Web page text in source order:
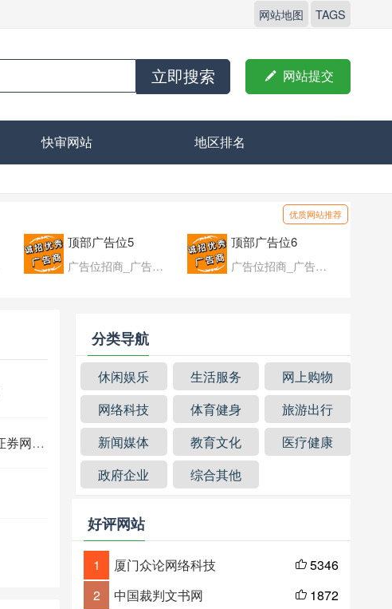
网站地图 TAGS
立即搜索  网站提交
快审网站 地区排名
优质网站推荐
顶部广告位5
广告位招商_广告位待售
顶部广告位6
广告位招商_广告位待售
网站
分类导航
休闲娱乐 生活服务
网上购物
网络科技
体育健身
旅游出行
新闻媒体
教育文化
医疗健康
政府企业
综合其他
好评网站
1 厦门众论网络科技  5346
2
中国裁判文书网  1872